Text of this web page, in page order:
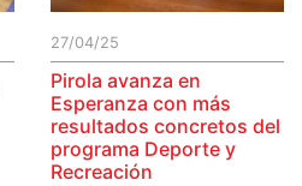
27/04/25
Pirola avanza en
Esperanza con más
resultados concretos del
programa Deporte y
Recreación